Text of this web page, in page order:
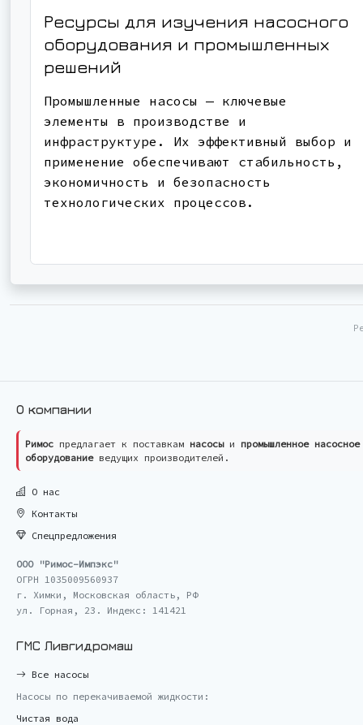
Ресурсы для изучения насосного
оборудования и промышленных
решений
Промышленные насосы — ключевые
элементы в производстве и
инфраструктуре. Их эффективный выбор и
применение обеспечивают стабильность,
экономичность и безопасность
технологических процессов.
О компании
Римос предлагает к поставкам насосыи промышленное насосное
оборудованиеведущих производителей.
О нас
Контакты
Спецпредложения
ООО "Римос-Импэкс"
ОГРН 1035009560937
г. Химки, Московская область, РФ
ул. Горная, 23. Индекс: 141421
ГМС Ливгидромаш
Все насосы
Насосы по перекачиваемой жидкости:
Чистая вода